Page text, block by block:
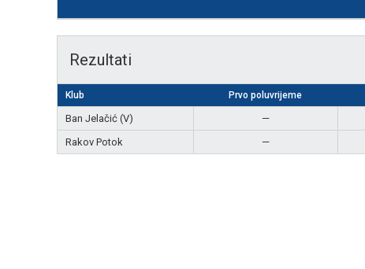
Rezultati
Klub Prvo poluvrijeme
Ban Jelačić (V) —
Rakov Potok
—